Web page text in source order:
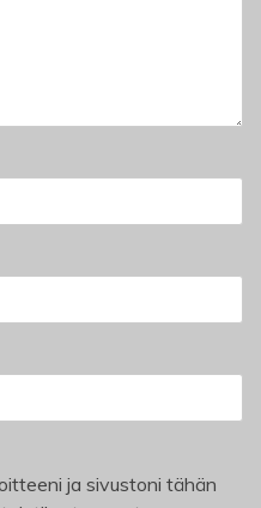
ja sivustoni tähän